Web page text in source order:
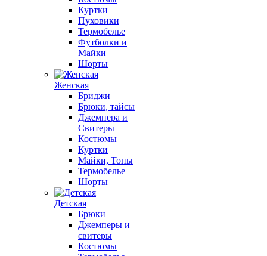
Куртки
Пуховики
Термобелье
Футболки и
Майки
Шорты
Женская
Бриджи
Брюки, тайсы
Джемпера и
Свитеры
Костюмы
Куртки
Майки, Топы
Термобелье
Шорты
Детская
Брюки
Джемперы и
свитеры
Костюмы